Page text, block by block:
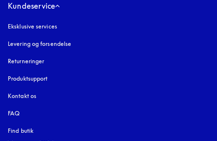
Kundeservice
Eksklusive services
Levering og forsendelse
Returneringer
Produktsupport
Kontakt os
FAQ
Find butik